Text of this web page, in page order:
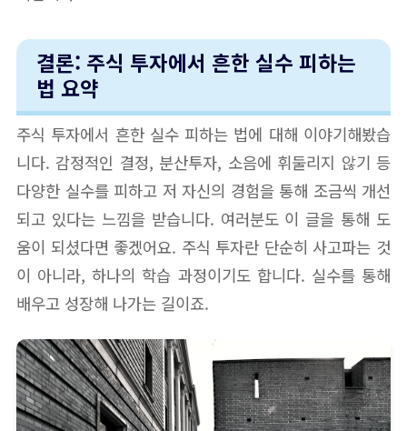
결론: 주식 투자에서 흔한 실수 피하는
법 요약
주식 투자에서 흔한 실수 피하는 법에 대해 이야기해봤습
니다. 감정적인 결정, 분산투자, 소음에 휘둘리지 않기 등
다양한 실수를 피하고 저 자신의 경험을 통해 조금씩 개선
되고 있다는 느낌을 받습니다. 여러분도 이 글을 통해 도
움이 되셨다면 좋겠어요. 주식 투자란 단순히 사고파는 것
이 아니라, 하나의 학습 과정이기도 합니다. 실수를 통해
배우고 성장해 나가는 길이죠.